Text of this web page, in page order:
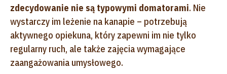
zdecydowanie nie są typowymi domatorami. Nie
wystarczy im leżenie na kanapie – potrzebują
aktywnego opiekuna, który zapewni im nie tylko
regularny ruch, ale także zajęcia wymagające
zaangażowania umysłowego.